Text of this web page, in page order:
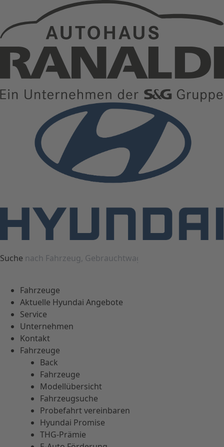
Suche
Fahrzeuge
Aktuelle Hyundai Angebote
Service
Unternehmen
Kontakt
Fahrzeuge
Back
Fahrzeuge
Modellübersicht
Fahrzeugsuche
Probefahrt vereinbaren
Hyundai Promise
THG-Prämie